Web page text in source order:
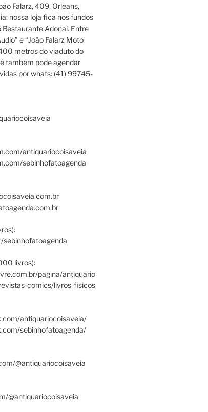
Falarz, 409, Orleans,
nossa loja fica nos fundos
Restaurante Adonai. Entre
e “João Falarz Moto
metros do viaduto do
também pode agendar
por whats: (41) 99745-
antiquariocoisaveia
sebinhofatoagenda
sebinhofatoagenda
livros):
pagina/antiquario
comics/livros-fisicos
antiquariocoisaveia/
sebinhofatoagenda/
@antiquariocoisaveia
@antiquariocoisaveia